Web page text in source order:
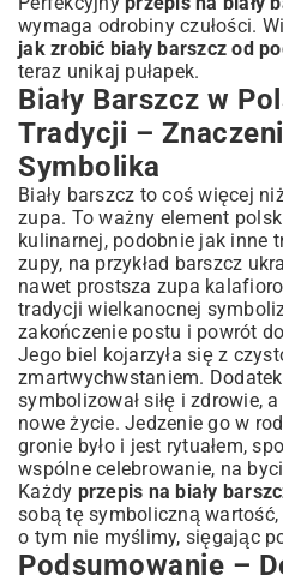
wymaga odrobiny czułości.
jak zrobić biały barszcz od
teraz unikaj pułapek.
Biały Barszcz w
Tradycji –
Symbolika
Biały barszcz to coś więcej
zupa. To ważny element
kulinarnej, podobnie jak inne
zupy, na przykład barszcz
nawet prostsza zupa
tradycji wielkanocnej
zakończenie postu i powrót
Jego biel kojarzyła się z
zmartwychwstaniem.
symbolizował siłę i zdrowie,
nowe życie. Jedzenie go w
gronie było i jest rytuałem,
wspólne celebrowanie, na
Każdy przepis na biały
sobą tę symboliczną wartość,
o tym nie myślimy, sięgając
Podsumowanie –